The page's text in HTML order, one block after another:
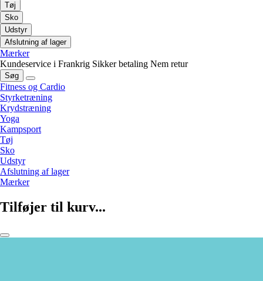
Tøj
Sko
Udstyr
Afslutning af lager
Mærker
Kundeservice i Frankrig Sikker betaling Nem retur
Søg
Fitness og Cardio
Styrketræning
Krydstræning
Yoga
Kampsport
Tøj
Sko
Udstyr
Afslutning af lager
Mærker
Tilføjer til kurv...